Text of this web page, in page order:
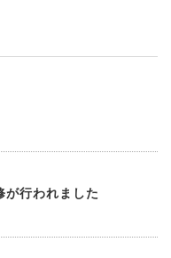
が行われました